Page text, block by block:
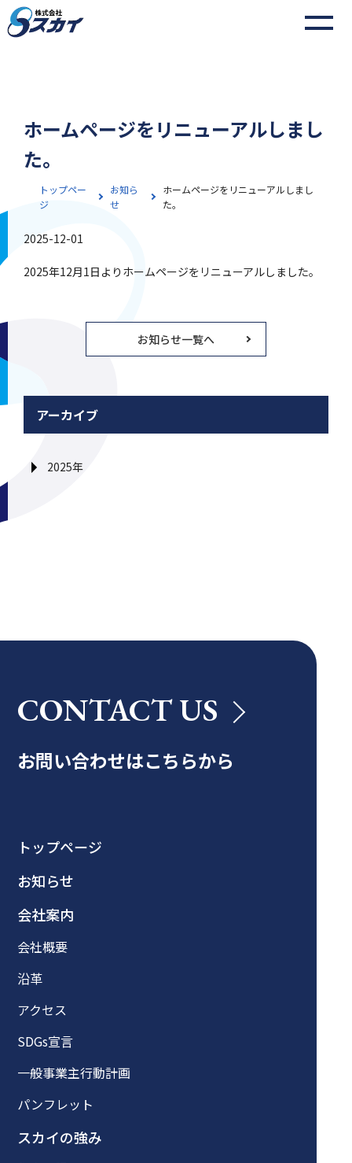
ホームページをリニューアルしまし
た。
トップペー
ジ
お知ら
せ
ホームページをリニューアルしまし
た。
2025-12-01
2025年12月1日よりホームページをリニューアルしました。
お知らせ一覧へ
アーカイブ
2025年
CONTACT US
お問い合わせはこちらから
トップページ
お知らせ
会社案内
会社概要
沿革
アクセス
SDGs宣言
一般事業主行動計画
パンフレット
スカイの強み